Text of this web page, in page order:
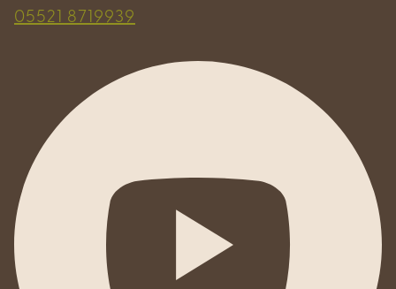
05521 8719939